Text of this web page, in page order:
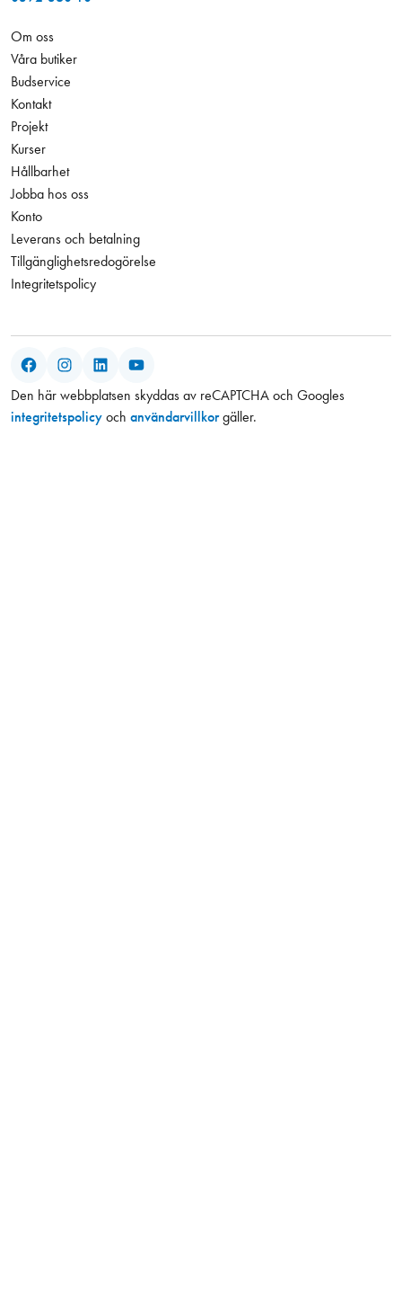
Om oss
Våra butiker
Budservice
Kontakt
Projekt
Kurser
Hållbarhet
Jobba hos oss
Konto
Leverans och betalning
Tillgänglighetsredogörelse
Integritetspolicy
Facebook
Instagram
LinkedIn
Den här webbplatsen skyddas av reCAPTCHA och Googles
integritetspolicy och användarvillkorgäller.